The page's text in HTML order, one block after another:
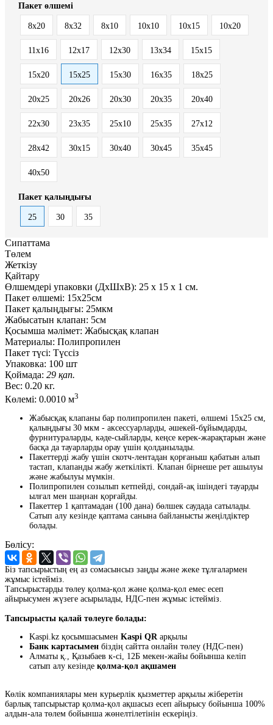
Пакет өлшемі
8x20 8x32 8х10 10x10 10x15 10x20
11x16 12x17 12x30 13x34 15x15
15x20 15x25 15x30 16x35 18x25
20x25 20x26 20x30 20x35 20x40
22x30 23x35 25x10 25x35 27x12
28x42 30x15 30x40 30x45 35x45
40x50
Пакет қалыңдығы
25 30 35
Сипаттама
Төлем
Жеткізу
Қайтару
Өлшемдері упаковки (ДxШxВ): 25 x 15 x 1 см.
Пакет өлшемі: 15x25см
Пакет қалыңдығы: 25мкм
Жабысатын клапан: 5см
Қосымша мәлімет: Жабысқақ клапан
Материалы: Полипропилен
Пакет түсі: Түссіз
Упаковка: 100 шт
Қоймада: 29 қап.
Вес: 0.20 кг.
Көлемі: 0.0010 м3
Жабысқақ клапаны бар полипропилен пакеті, өлшемі 15x25 см,
қалыңдығы 30 мкм - аксессуарларды, әшекей-бұйымдарды,
фурнитураларды, кәде-сыйларды, кеңсе керек-жарақтарын және
басқа да тауарларды орау үшін қолданылады.
Пакеттерді жабу үшін скотч-лентадан қорғаныш қабатын алып
тастап, клапанды жабу жеткілікті. Клапан бірнеше рет ашылуы
және жабылуы мүмкін.
Полипропилен созылып кетпейді, сондай-ақ ішіндегі тауарды
ылғал мен шаңнан қорғайды.
Пакеттер 1 қаптамадан (100 дана) бөлшек саудада сатылады.
Сатып алу кезінде қаптама санына байланысты жеңілдіктер
болады.
Бөлісу:
Біз тапсырыстың ең аз сомасынсыз заңды және жеке тұлғалармен
жұмыс істейміз.
Тапсырыстарды төлеу қолма-қол және қолма-қол емес есеп
айырысумен жүзеге асырылады, НДС-пен жұмыс істейміз.
Тапсырысты қалай төлеуге болады:
Kaspi.kz қосымшасымен Kaspi QRарқылы
Банк картасымен біздің сайтта онлайн төлеу (НДС-пен)
Алматы қ., Қазыбаев к-сі, 12Б мекен-жайы бойынша келіп
сатып алу кезінде қолма-қол ақшамен
Көлік компаниялары мен курьерлік қызметтер арқылы жіберетін
барлық тапсырыстар қолма-қол ақшасыз есеп айырысу бойынша 100%
алдын-ала төлем бойынша жөнелтілетінін ескеріңіз.